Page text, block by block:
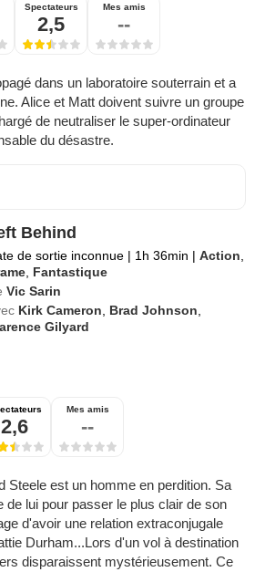
Spectateurs
2,5
Mes amis
--
dans un laboratoire souterrain et a
Alice et Matt doivent suivre un groupe
de neutraliser le super-ordinateur
du désastre.
Behind
de sortie inconnue | 1h 36min | Action
Fantastique
Vic Sarin
Kirk Cameron Brad Johnson
Gilyard
2,6
Mes amis
--
Steele est un homme en perdition. Sa
de lui pour passer le plus clair de son
d'avoir une relation extraconjugale
Durham...Lors d'un vol à destination
disparaissent mystérieusement. Ce